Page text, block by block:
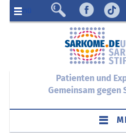
Menü
Patienten und
Gemeinsam gegen